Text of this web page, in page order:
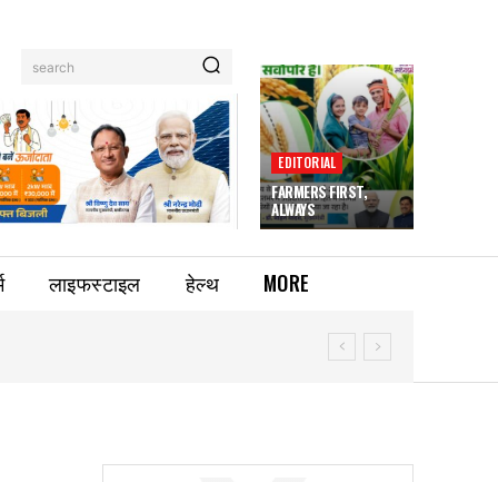
search
EDITORIAL
FARMERS FIRST,
ALWAYS
लाइफस्टाइल हेल्थ MORE